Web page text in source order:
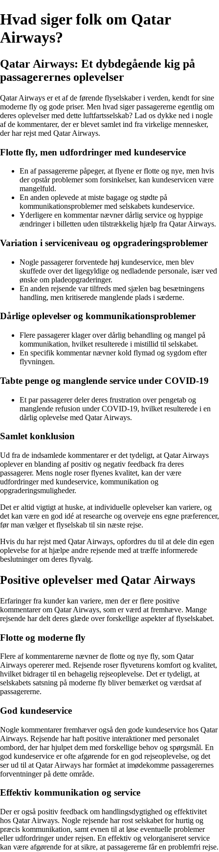
Hvad siger folk om Qatar
Airways?
Qatar Airways: Et dybdegående kig på
passagerernes oplevelser
Qatar Airways er et af de førende flyselskaber i verden, kendt for sine
moderne fly og gode priser. Men hvad siger passagererne egentlig om
deres oplevelser med dette luftfartsselskab? Lad os dykke ned i nogle
af de kommentarer, der er blevet samlet ind fra virkelige mennesker,
der har rejst med Qatar Airways.
Flotte fly, men udfordringer med kundeservice
En af passagererne påpeger, at flyene er flotte og nye, men hvis
der opstår problemer som forsinkelser, kan kundeservicen være
mangelfuld.
En anden oplevede at miste bagage og stødte på
kommunikationsproblemer med selskabets kundeservice.
Yderligere en kommentar nævner dårlig service og hyppige
ændringer i billetten uden tilstrækkelig hjælp fra Qatar Airways.
Variation i serviceniveau og opgraderingsproblemer
Nogle passagerer forventede høj kundeservice, men blev
skuffede over det ligegyldige og nedladende personale, især ved
ønske om pladeopgraderinger.
En anden rejsende var tilfreds med sjælen bag besætningens
handling, men kritiserede manglende plads i sæderne.
Dårlige oplevelser og kommunikationsproblemer
Flere passagerer klager over dårlig behandling og mangel på
kommunikation, hvilket resulterede i mistillid til selskabet.
En specifik kommentar nævner kold flymad og sygdom efter
flyvningen.
Tabte penge og manglende service under COVID-19
Et par passagerer deler deres frustration over pengetab og
manglende refusion under COVID-19, hvilket resulterede i en
dårlig oplevelse med Qatar Airways.
Samlet konklusion
Ud fra de indsamlede kommentarer er det tydeligt, at Qatar Airways
oplever en blanding af positiv og negativ feedback fra deres
passagerer. Mens nogle roser flyenes kvalitet, kan der være
udfordringer med kundeservice, kommunikation og
opgraderingsmuligheder.
Det er altid vigtigt at huske, at individuelle oplevelser kan variere, og
det kan være en god idé at researche og overveje ens egne præferencer,
før man vælger et flyselskab til sin næste rejse.
Hvis du har rejst med Qatar Airways, opfordres du til at dele din egen
oplevelse for at hjælpe andre rejsende med at træffe informerede
beslutninger om deres flyvalg.
Positive oplevelser med Qatar Airways
Erfaringer fra kunder kan variere, men der er flere positive
kommentarer om Qatar Airways, som er værd at fremhæve. Mange
rejsende har delt deres glæde over forskellige aspekter af flyselskabet.
Flotte og moderne fly
Flere af kommentarerne nævner de flotte og nye fly, som Qatar
Airways opererer med. Rejsende roser flyveturens komfort og kvalitet,
hvilket bidrager til en behagelig rejseoplevelse. Det er tydeligt, at
selskabets satsning på moderne fly bliver bemærket og værdsat af
passagererne.
God kundeservice
Nogle kommentarer fremhæver også den gode kundeservice hos Qatar
Airways. Rejsende har haft positive interaktioner med personalet
ombord, der har hjulpet dem med forskellige behov og spørgsmål. En
god kundeservice er ofte afgørende for en god rejseoplevelse, og det
ser ud til at Qatar Airways har formået at imødekomme passagerernes
forventninger på dette område.
Effektiv kommunikation og service
Der er også positiv feedback om handlingsdygtighed og effektivitet
hos Qatar Airways. Nogle rejsende har rost selskabet for hurtig og
præcis kommunikation, samt evnen til at løse eventuelle problemer
eller udfordringer under rejsen. En effektiv og velorganiseret service
kan være afgørende for at sikre, at passagererne får en problemfri rejse.